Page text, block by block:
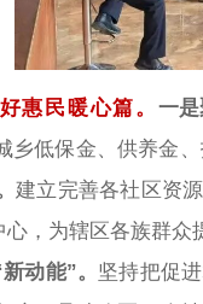
惠民暖心篇。 一
乡低保金、供养金
建立完善各社区资
，为辖区各族群
动能”。 坚持把促